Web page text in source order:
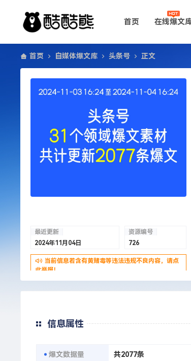
首页 在线爆文
首页 自媒体爆文库 头条号 正文
最近更新
2024年11月04日
资源编号
726
当前信息若含有黄赌毒等违法违规不良内容，请点
此举报！
信息属性
爆文数据量 共2077条